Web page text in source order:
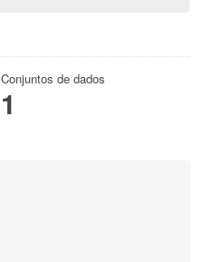
Conjuntos de dados
1